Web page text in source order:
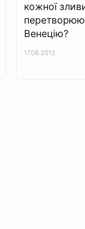
кожної
Венецію?
17.08.2012